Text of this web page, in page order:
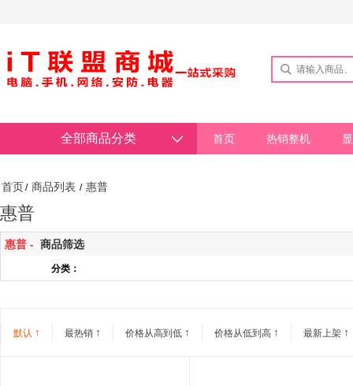
全部商品分类 首页 热销整机
首页 / 商品列表 / 惠普
惠普
惠普 - 商品筛选
分类：
默认 ↑ 最热销 ↑ 价格从高到低 ↑ 价格从低到高 ↑ 最新上架 ↑